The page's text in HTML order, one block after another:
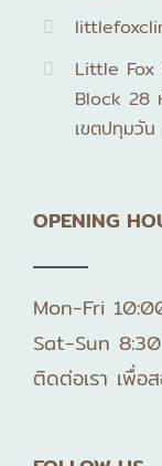
Little Fox
Block 28
เขตปทุมวั
OPENING
Mon-Fri
Sat-Sun
ติดต่อเรา เพื่อ